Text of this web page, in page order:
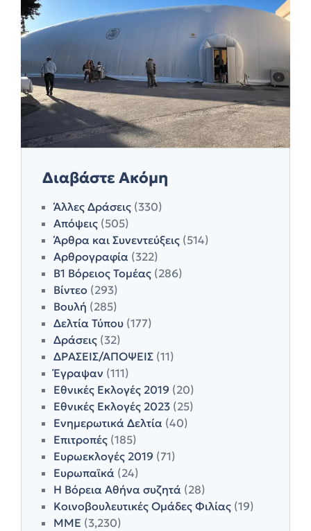
Διαβάστε Ακόμη
Άλλες Δράσεις (330)
Απόψεις (505)
Άρθρα και Συνεντεύξεις (514)
Αρθρογραφία (322)
Β1 Βόρειος Τομέας (286)
Βίντεο (293)
Βουλή (285)
Δελτία Τύπου (177)
Δράσεις (32)
ΔΡΑΣΕΙΣ/ΑΠΟΨΕΙΣ (11)
Έγραψαν (111)
Εθνικές Εκλογές 2019 (20)
Εθνικές Εκλογές 2023 (25)
Ενημερωτικά Δελτία (40)
Επιτροπές (185)
Ευρωεκλογές 2019 (71)
Ευρωπαϊκά (24)
Η Βόρεια Αθήνα συζητά (28)
Κοινοβουλευτικές Ομάδες Φιλίας (19)
ΜΜΕ (3,230)